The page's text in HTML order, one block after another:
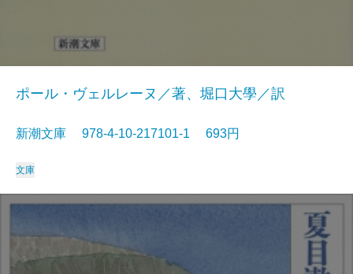
ポール・ヴェルレーヌ／著、堀口大學／訳
新潮文庫 978-4-10-217101-1 693円
文庫